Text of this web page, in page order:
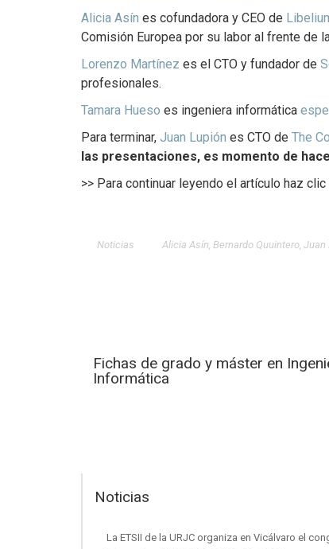
Alicia Asín es cofundadora y CEO de
Comisión Europea por su labor al frente de
Lorenzo Martínez es el CTO y fundador de
profesionales.
Tamara Hueso es ingeniera informática
Para terminar, Juan Lupión es CTO de The
las presentaciones, es momento de
>> Para continuar leyendo el artículo haz clic
Noticias Alicia Asín Bernardo Quuintero Juan
Fichas de grado y máster en
Informática
Noticias
La ETSII de la URJC organiza en Vicálvaro el